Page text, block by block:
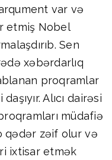
var və
etmiş Nobel
Sen
xəbərdarlıq
proqramlar
Alıcı dairəsi
müdafiə
qədər zəif olur və
ixtisar etmək